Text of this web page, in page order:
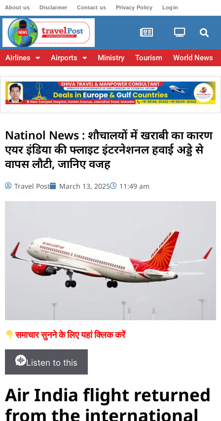
About us Disclaimer Contact us Privacy Policy Login
Airlines Airports Ministry Tourism World News
Natinol News : शौचालयों में खराबी का कारण
एयर इंडिया की फ्लाइट इंटरनेशनल हवाई अड्डे से
वापस लौटी, जानिए वजह
Travel Post March 13, 2025 11:49 am
समाचार सुनने के लिए यहां क्लिक करें
Listen to this
Air India flight returned
from the international